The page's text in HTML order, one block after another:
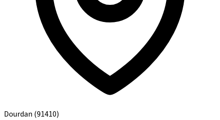
Dourdan (91410)